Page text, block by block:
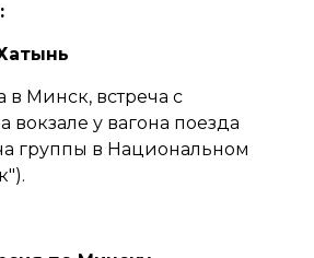
Минск, встреча с
вокзале у вагона поезда
группы в Национальном